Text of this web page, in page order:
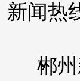
新闻热
郴